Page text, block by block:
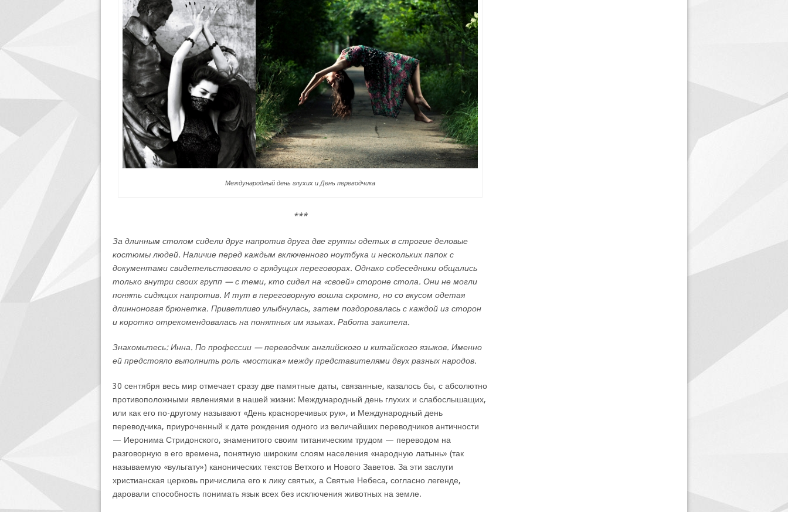
Международный день глухих и День переводчика
***
За длинным столом сидели друг напротив друга две группы одетых в строгие деловые
костюмы людей. Наличие перед каждым включенного ноутбука и нескольких папок с
документами свидетельствовало о грядущих переговорах. Однако собеседники общались
только внутри своих групп — с теми, кто сидел на «своей» стороне стола. Они не могли
понять сидящих напротив. И тут в переговорную вошла скромно, но со вкусом одетая
длинноногая брюнетка. Приветливо улыбнулась, затем поздоровалась с каждой из сторон
и коротко отрекомендовалась на понятных им языках. Работа закипела.
Знакомьтесь: Инна. По профессии — переводчик английского и китайского языков. Именно
ей предстояло выполнить роль «мостика» между представителями двух разных народов.
30 сентября весь мир отмечает сразу две памятные даты, связанные, казалось бы, с абсолютно
противоположными явлениями в нашей жизни: Международный день глухих и слабослышащих,
или как его по-другому называют «День красноречивых рук», и Международный день
переводчика, приуроченный к дате рождения одного из величайших переводчиков античности
— Иеронима Стридонского, знаменитого своим титаническим трудом — переводом на
разговорную в его времена, понятную широким слоям населения «народную латынь» (так
называемую «вульгату») канонических текстов Ветхого и Нового Заветов. За эти заслуги
христианская церковь причислила его к лику святых, а Святые Небеса, согласно легенде,
даровали способность понимать язык всех без исключения животных на земле.